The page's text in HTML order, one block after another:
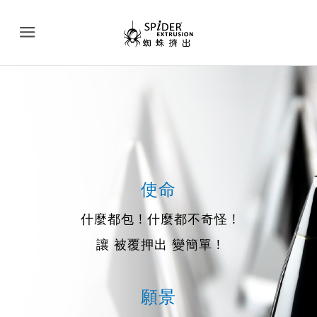
Menu
使命
什麼都包 ! 什麼都不奇怪 !
讓 被覆押出 變簡單 !
願景